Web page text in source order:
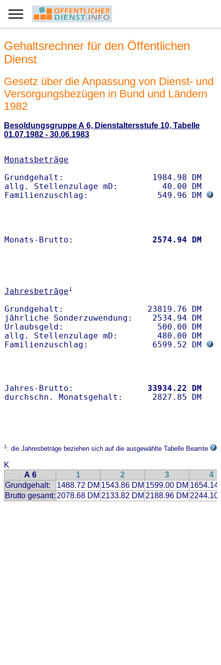
Gehaltsrechner für den Öffentlichen
Dienst
Gesetz über die Anpassung von Dienst- und
Versorgungsbezügen in Bund und Ländern
1982
Besoldungsgruppe A 6, Dienstaltersstufe 10, Tabelle
01.07.1982 - 30.06.1983
Monatsbeträge
Grundgehalt:                  1984.98 DM
allg. Stellenzulage mD:         40.00 DM
Familienzuschlag:              549.96 DM
Monats-Brutto: 2574.94 DM
Jahresbeträge1
Grundgehalt:                 23819.76 DM
jährliche Sonderzuwendung:    2534.94 DM
Urlaubsgeld:                   500.00 DM
allg. Stellenzulage mD:        480.00 DM
Familienzuschlag:             6599.52 DM
Jahres-Brutto: 33934.22 DM
1: die Jahresbeträge beziehen sich auf die ausgewählte Tabelle Beamte
K
.. A 6 .. 1 2 3
4
Grundgehalt:
1488.72 DM 1543.86 DM 1599.00 DM 1654.14
Brutto gesamt: 2078.68 DM 2133.82 DM 2188.96 DM 2244.10